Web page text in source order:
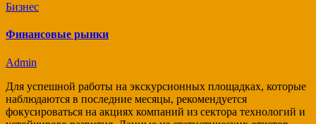
Бизнес
Финансовые рынки
Admin
Для успешной работы на экскурсионных площадках, которые
наблюдаются в последние месяцы, рекомендуется
фокусироваться на акциях компаний из сектора технологий и